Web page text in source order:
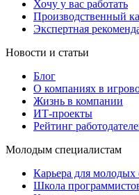
Хочу у вас работать
Производственный
Экспертная
Новости и статьи
Блог
О компаниях в
Жизнь в компании
ИТ-проекты
Рейтинг
Молодым специалистам
Карьера для молодых
Школа